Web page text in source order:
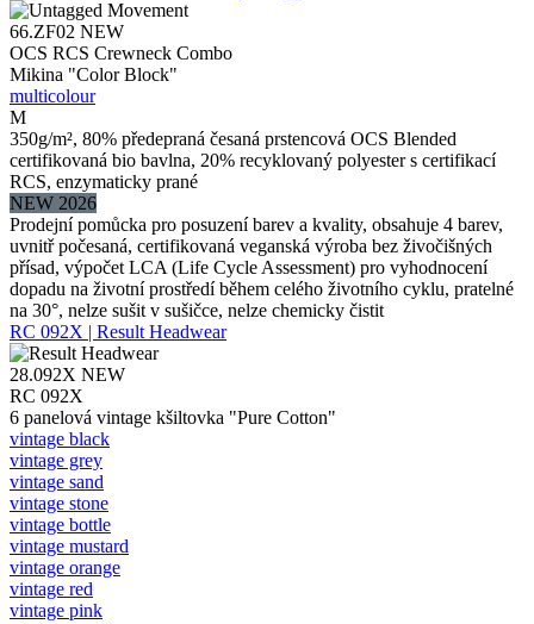
66.ZF02 NEW
OCS RCS Crewneck Combo
Mikina "Color Block"
multicolour
M
350g/m², 80% předepraná česaná prstencová OCS Blended
certifikovaná bio bavlna, 20% recyklovaný polyester s certifikací
RCS, enzymaticky prané
NEW 2026
Prodejní pomůcka pro posuzení barev a kvality, obsahuje 4 barev,
uvnitř počesaná, certifikovaná veganská výroba bez živočišných
přísad, výpočet LCA (Life Cycle Assessment) pro vyhodnocení
dopadu na životní prostředí během celého životního cyklu, pratelné
na 30°, nelze sušit v sušičce, nelze chemicky čistit
RC 092X | Result Headwear
28.092X NEW
RC 092X
6 panelová vintage kšiltovka "Pure Cotton"
vintage black
vintage grey
vintage sand
vintage stone
vintage bottle
vintage mustard
vintage orange
vintage red
vintage pink